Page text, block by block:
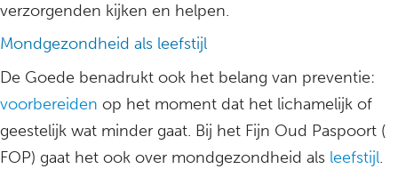
verzorgenden kijken en helpen.
Mondgezondheid als leefstijl
De Goede benadrukt ook het belang van preventie:
voorbereiden op het moment dat het lichamelijk of
geestelijk wat minder gaat. Bij het Fijn Oud Paspoort (
FOP) gaat het ook over mondgezondheid als leefstijl.